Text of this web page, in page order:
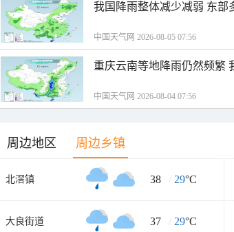
我国降雨整体减少减弱 东部
中国天气网 2026-08-05 07:56
重庆云南等地降雨仍然频繁
中国天气网 2026-08-04 07:56
周边地区 周边乡镇
北滘镇 38 / 29°C
大良街道 37 / 29°C